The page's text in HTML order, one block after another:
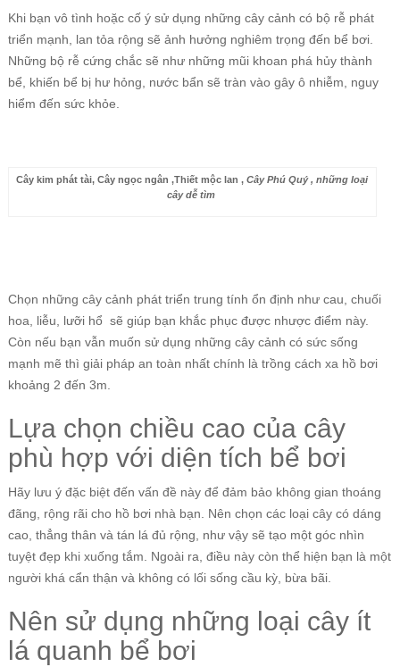
Khi bạn vô tình hoặc cố ý sử dụng những cây cảnh có bộ rễ phát
triển mạnh, lan tỏa rộng sẽ ảnh hưởng nghiêm trọng đến bể bơi.
Những bộ rễ cứng chắc sẽ như những mũi khoan phá hủy thành
bể, khiến bể bị hư hỏng, nước bẩn sẽ tràn vào gây ô nhiễm, nguy
hiểm đến sức khỏe.
Cây kim phát tài, Cây ngọc ngân ,Thiết mộc lan ,Cây Phú Quý , những loại
cây dễ tìm
Chọn những cây cảnh phát triển trung tính ổn định như cau, chuối
hoa, liễu, lưỡi hổ sẽ giúp bạn khắc phục được nhược điểm này.
Còn nếu bạn vẫn muốn sử dụng những cây cảnh có sức sống
mạnh mẽ thì giải pháp an toàn nhất chính là trồng cách xa hồ bơi
khoảng 2 đến 3m.
Lựa chọn chiều cao của cây
phù hợp với diện tích bể bơi
Hãy lưu ý đặc biệt đến vấn đề này để đảm bảo không gian thoáng
đãng, rộng rãi cho hồ bơi nhà bạn. Nên chọn các loại cây có dáng
cao, thẳng thân và tán lá đủ rộng, như vậy sẽ tạo một góc nhìn
tuyệt đẹp khi xuống tắm. Ngoài ra, điều này còn thể hiện bạn là một
người khá cẩn thận và không có lối sống cầu kỳ, bừa bãi.
Nên sử dụng những loại cây ít
lá quanh bể bơi